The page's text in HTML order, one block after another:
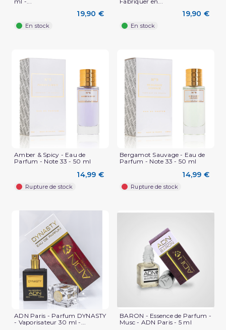
19,90 €
En stock
19,90 €
En stock
Amber & Spicy - Eau de
Parfum - Note 33 - 50 ml
14,99 €
Rupture de stock
Bergamot Sauvage - Eau de
Parfum - Note 33 - 50 ml
14,99 €
Rupture de stock
ADN Paris - Parfum DYNASTY
- Vaporisateur 30 ml -...
BARON - Essence de Parfum -
Musc - ADN Paris - 5 ml